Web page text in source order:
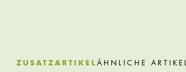
ZUSATZARTIKEL ÄHNLICHE ARTIKEL